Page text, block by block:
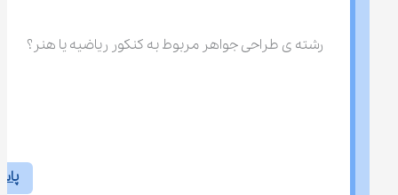
رشته ی طراحی جواهر مربوط به کنکور ریاضیه یا هنر؟